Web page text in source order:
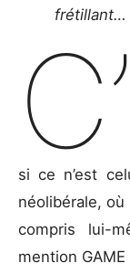
frétillant…
C’
si ce n’est
néolibérale,
compris lui-
mention GAME